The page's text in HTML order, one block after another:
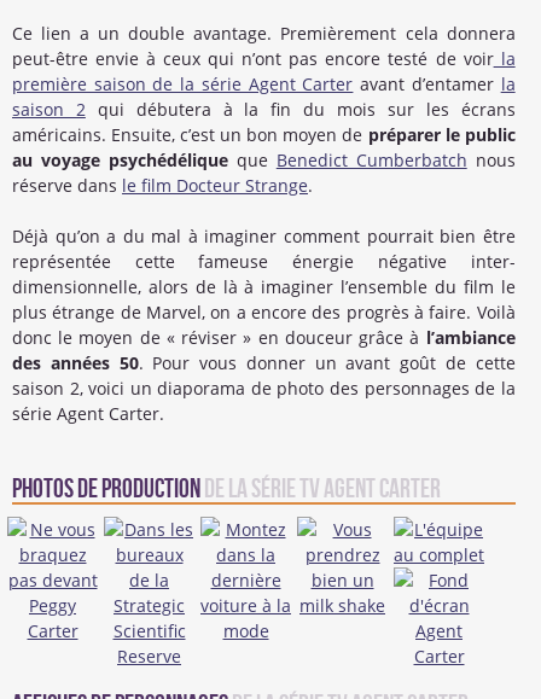
Ce lien a un double avantage. Premièrement cela donnera
peut-être envie à ceux qui n’ont pas encore testé de voirla
première saison de la série Agent Carter avant d’entamer la
saison 2 qui débutera à la fin du mois sur les écrans
américains. Ensuite, c’est un bon moyen de préparer le public
au voyage psychédéliqueque Benedict Cumberbatch nous
réserve dans le film Docteur Strange.
Déjà qu’on a du mal à imaginer comment pourrait bien être
représentée cette fameuse énergie négative inter-
dimensionnelle, alors de là à imaginer l’ensemble du film le
plus étrange de Marvel, on a encore des progrès à faire. Voilà
donc le moyen de « réviser » en douceur grâce à l’ambiance
des années 50. Pour vous donner un avant goût de cette
saison 2, voici un diaporama de photo des personnages de la
série Agent Carter.
Photos de production de la série TV Agent Carter